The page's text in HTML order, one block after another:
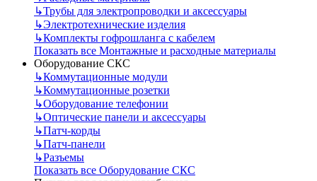
↳Трубы для электропроводки и аксессуары
↳Электротехнические изделия
↳Комплекты гофрошланга с кабелем
Показать все Монтажные и расходные материалы
Оборудование СКС
↳Коммутационные модули
↳Коммутационные розетки
↳Оборудование телефонии
↳Оптические панели и аксессуары
↳Патч-корды
↳Патч-панели
↳Разъемы
Показать все Оборудование СКС